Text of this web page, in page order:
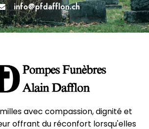
info@pfdafflon.ch
avec compassion, dignité et
offrant du réconfort lorsqu'elles